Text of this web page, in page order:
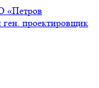
«Петров
ген. проектировщик